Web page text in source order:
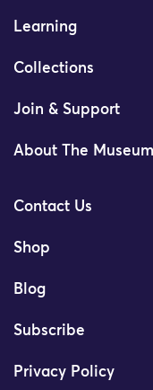
Learning
Collections
Join & Support
About The Museum
Contact Us
Shop
Blog
Subscribe
Privacy Policy